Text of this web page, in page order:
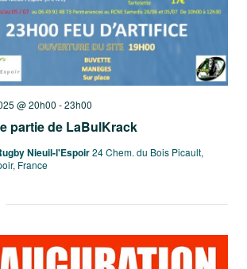
partie de LaBulKrack
@ 20h00 -23h00
Nieuil-l'Espoir24 Chem. du Bois Picault,
France